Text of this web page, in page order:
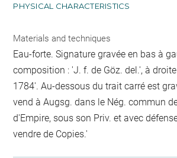
PHYSICAL CHARACTERISTICS
Materials and techniques
Eau-forte. Signature gravée en bas à
composition : 'J. f. de Göz. del.', à
1784'. Au-dessous du trait carré est
vend à Augsg. dans le Nég. commun
d'Empire, sous son Priv. et avec
vendre de Copies.'